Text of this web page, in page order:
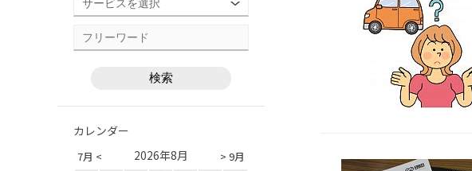
カレンダー
7月 < > 9月
2026年8月